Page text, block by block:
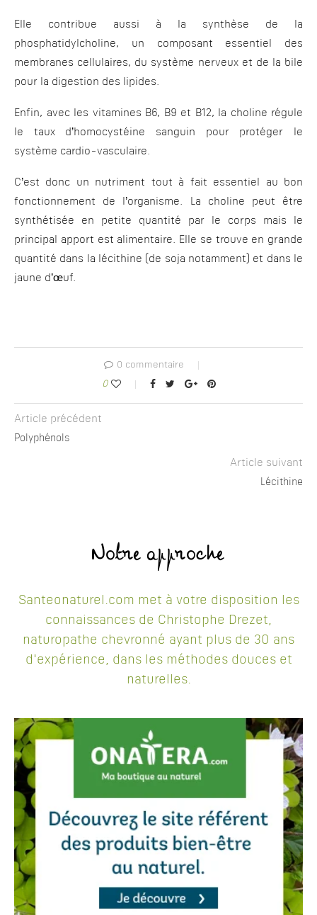
Elle contribue aussi à la synthèse de la
phosphatidylcholine, un composant essentiel des
membranes cellulaires, du système nerveux et de la bile
pour la digestion des lipides.
Enfin, avec les vitamines B6, B9 et B12, la choline régule
le taux d’homocystéine sanguin pour protéger le
système cardio-vasculaire.
C’est donc un nutriment tout à fait essentiel au bon
fonctionnement de l’organisme. La choline peut être
synthétisée en petite quantité par le corps mais le
principal apport est alimentaire. Elle se trouve en grande
quantité dans la lécithine (de soja notamment) et dans le
jaune d’œuf.
0 commentaire
0
Article précédent
Polyphénols
Article suivant
Lécithine
Notre approche
Santeonaturel.com met à votre disposition les
connaissances de Christophe Drezet,
naturopathe chevronné ayant plus de 30 ans
d'expérience, dans les méthodes douces et
naturelles.